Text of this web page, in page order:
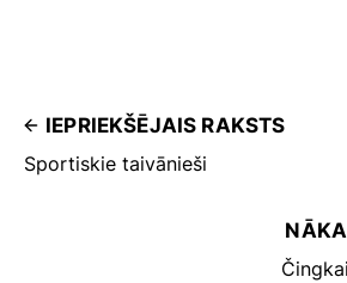
IEPRIEKŠĒJAIS RAKSTS
Sportiskie taivānieši